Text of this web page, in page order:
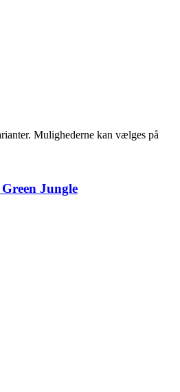
Mulighederne kan vælges på
Jungle